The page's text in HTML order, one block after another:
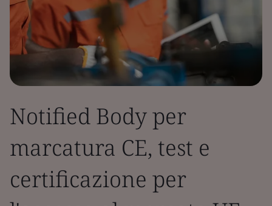
Notified Body per
marcatura CE, test e
certificazione per